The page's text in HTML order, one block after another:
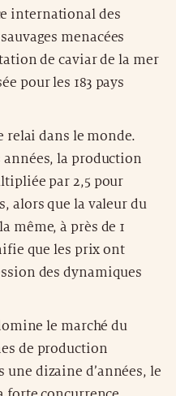
international des
menacées
de caviar de la mer
pour les 183 pays
relai dans le monde.
années, la production
par 2,5 pour
alors que la valeur du
même, à près de 1
que les prix ont
des dynamiques
le marché du
de production
dizaine d’années, le